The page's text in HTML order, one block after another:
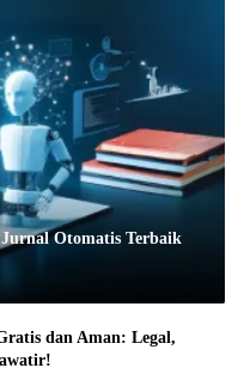
Otomatis Terbaik
dan Aman: Legal,